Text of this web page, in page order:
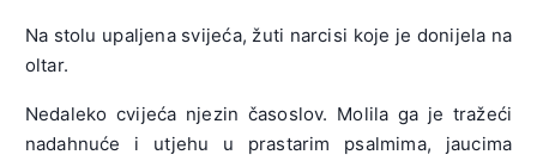
Na stolu upaljena svijeća, žuti narcisi koje je donijela na
oltar.
Nedaleko cvijeća njezin časoslov. Molila ga je tražeći
nadahnuće i utjehu u prastarim psalmima, jaucima